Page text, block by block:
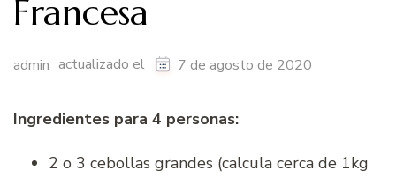
Francesa
admin actualizado el 7 de agosto de 2020
Ingredientes para 4 personas:
2 o 3 cebollas grandes (calcula cerca de 1kg